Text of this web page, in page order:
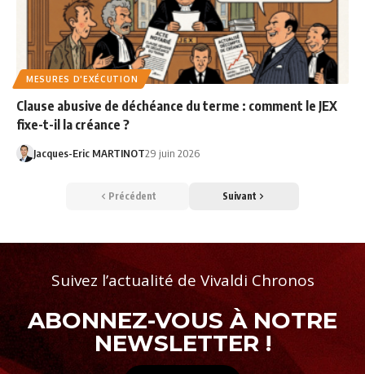
MESURES D'EXÉCUTION
Clause abusive de déchéance du terme : comment le JEX
fixe-t-il la créance ?
Jacques-Eric MARTINOT29 juin 2026
Précédent Suivant
Suivez l’actualité de Vivaldi Chronos
ABONNEZ-VOUS À NOTRE
NEWSLETTER !